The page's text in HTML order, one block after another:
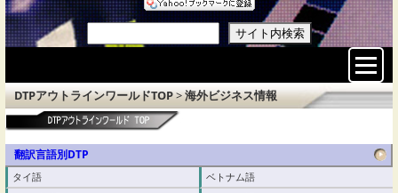
サイト内検索
DTPアウトラインワールドTOP>海外ビジネス情報
翻訳言語別DTP
タイ語
ベトナム語